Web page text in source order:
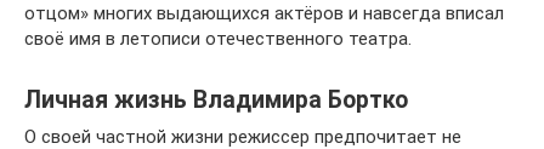
отцом» многих выдающихся актёров и навсегда вписал
своё имя в летописи отечественного театра.
Личная жизнь Владимира Бортко
О своей частной жизни режиссер предпочитает не